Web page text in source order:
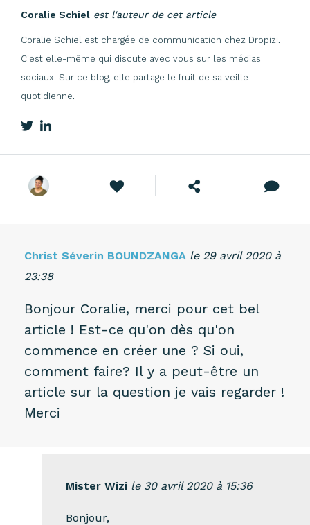
Coralie Schiel est l'auteur de cet article
Coralie Schiel est chargée de communication chez Dropizi.
C'est elle-même qui discute avec vous sur les médias
sociaux. Sur ce blog, elle partage le fruit de sa veille
quotidienne.
Christ Séverin BOUNDZANGA le 29 avril 2020 à
23:38
Bonjour Coralie, merci pour cet bel
article ! Est-ce qu'on dès qu'on
commence en créer une ? Si oui,
comment faire? Il y a peut-être un
article sur la question je vais regarder !
Merci
Mister Wizi le 30 avril 2020 à 15:36
Bonjour,